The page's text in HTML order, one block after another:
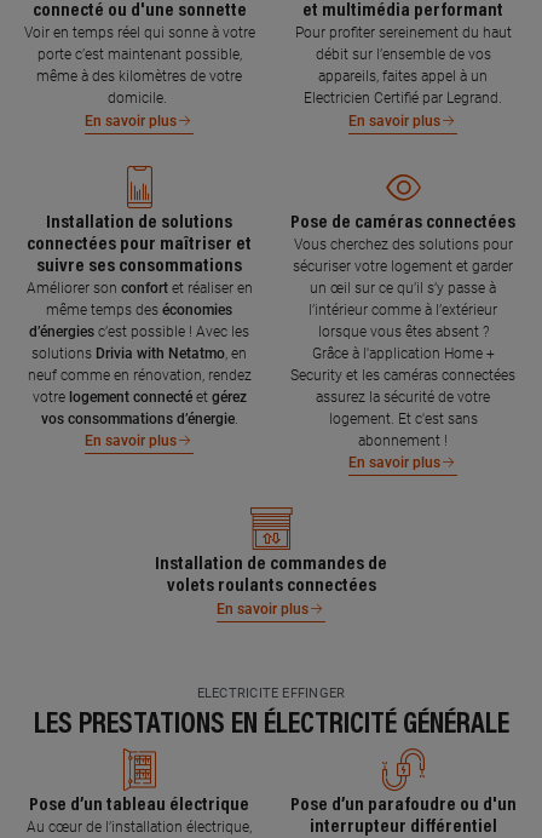
connecté ou d'une sonnette
Voir en temps réel qui sonne à votre
porte c’est maintenant possible,
même à des kilomètres de votre
domicile.
En savoir plus
et multimédia performant
Pour profiter sereinement du haut
débit sur l’ensemble de vos
appareils, faites appel à un
Electricien Certifié par Legrand.
En savoir plus
Installation de solutions
connectées pour maîtriser et
suivre ses consommations
Améliorer son confort et réaliser en
même temps des économies
d’énergies c’est possible ! Avec les
solutions Drivia with Netatmo , en
neuf comme en rénovation, rendez
votre logement connecté et gérez
vos consommations d’énergie.
En savoir plus
Pose de caméras connectées
Vous cherchez des solutions pour
sécuriser votre logement et garder
un œil sur ce qu’il s’y passe à
l’intérieur comme à l’extérieur
lorsque vous êtes absent ?
Grâce à l'application Home +
Security et les caméras connectées
assurez la sécurité de votre
logement. Et c'est sans
abonnement !
En savoir plus
Installation de commandes de
volets roulants connectées
En savoir plus
ELECTRICITE EFFINGER
LES PRESTATIONS EN ÉLECTRICITÉ GÉNÉRALE
Pose d’un tableau électrique
Au cœur de l’installation électrique,
Pose d’un parafoudre ou d'un
interrupteur différentiel